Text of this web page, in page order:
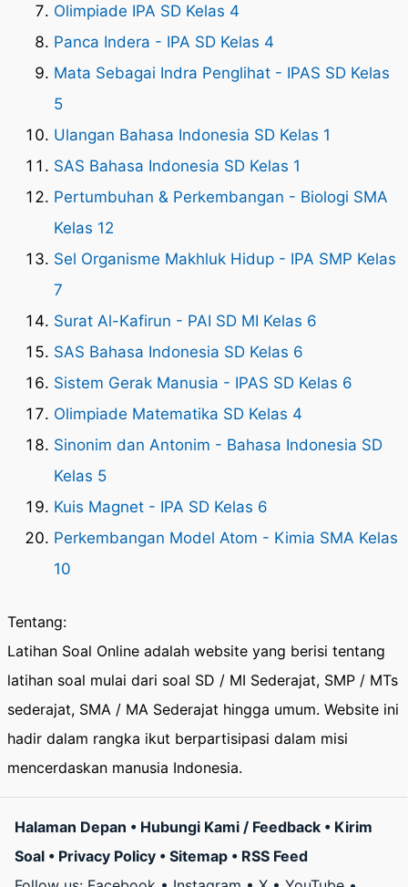
Olimpiade IPA SD Kelas 4
Panca Indera - IPA SD Kelas 4
Mata Sebagai Indra Penglihat - IPAS SD Kelas
5
Ulangan Bahasa Indonesia SD Kelas 1
SAS Bahasa Indonesia SD Kelas 1
Pertumbuhan & Perkembangan - Biologi SMA
Kelas 12
Sel Organisme Makhluk Hidup - IPA SMP Kelas
7
Surat Al-Kafirun - PAI SD MI Kelas 6
SAS Bahasa Indonesia SD Kelas 6
Sistem Gerak Manusia - IPAS SD Kelas 6
Olimpiade Matematika SD Kelas 4
Sinonim dan Antonim - Bahasa Indonesia SD
Kelas 5
Kuis Magnet - IPA SD Kelas 6
Perkembangan Model Atom - Kimia SMA Kelas
10
Tentang:
Latihan Soal Online adalah website yang berisi tentang
latihan soal mulai dari soal SD / MI Sederajat, SMP / MTs
sederajat, SMA / MA Sederajat hingga umum. Website ini
hadir dalam rangka ikut berpartisipasi dalam misi
mencerdaskan manusia Indonesia.
Halaman Depan • Hubungi Kami / Feedback • Kirim
Soal • Privacy Policy • Sitemap • RSS Feed